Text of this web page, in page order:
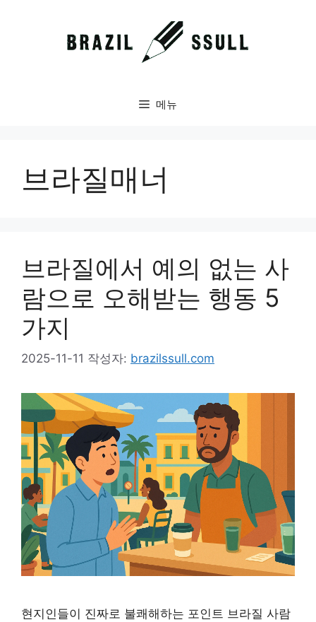
메뉴
브라질매너
브라질에서 예의 없는 사
람으로 오해받는 행동 5
가지
2025-11-11 작성자: brazilssull.com
현지인들이 진짜로 불쾌해하는 포인트 브라질 사람